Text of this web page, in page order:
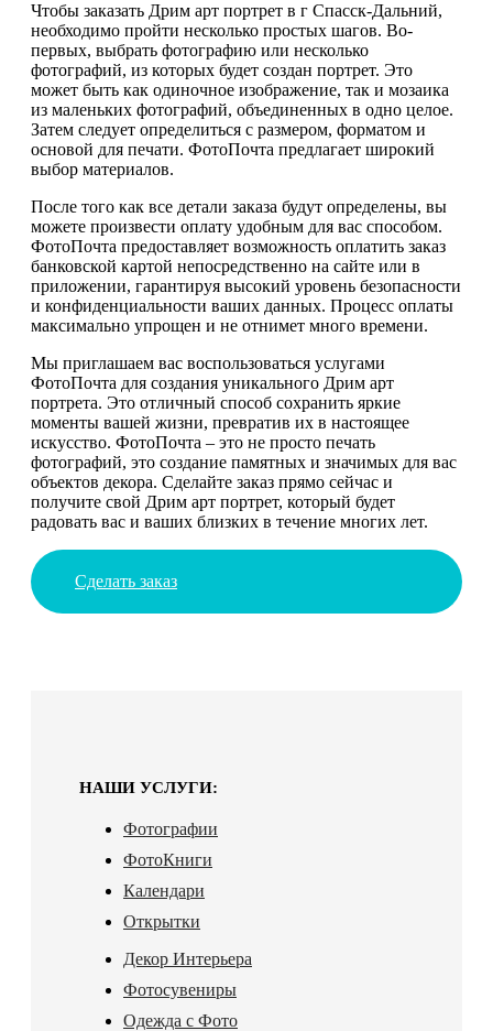
Чтобы заказать Дрим арт портрет в г Спасск-Дальний,
необходимо пройти несколько простых шагов. Во-
первых, выбрать фотографию или несколько
фотографий, из которых будет создан портрет. Это
может быть как одиночное изображение, так и мозаика
из маленьких фотографий, объединенных в одно целое.
Затем следует определиться с размером, форматом и
основой для печати. ФотоПочта предлагает широкий
выбор материалов.
После того как все детали заказа будут определены, вы
можете произвести оплату удобным для вас способом.
ФотоПочта предоставляет возможность оплатить заказ
банковской картой непосредственно на сайте или в
приложении, гарантируя высокий уровень безопасности
и конфиденциальности ваших данных. Процесс оплаты
максимально упрощен и не отнимет много времени.
Мы приглашаем вас воспользоваться услугами
ФотоПочта для создания уникального Дрим арт
портрета. Это отличный способ сохранить яркие
моменты вашей жизни, превратив их в настоящее
искусство. ФотоПочта – это не просто печать
фотографий, это создание памятных и значимых для вас
объектов декора. Сделайте заказ прямо сейчас и
получите свой Дрим арт портрет, который будет
радовать вас и ваших близких в течение многих лет.
Сделать заказ
НАШИ УСЛУГИ:
Фотографии
ФотоКниги
Календари
Открытки
Декор Интерьера
Фотосувениры
Одежда с Фото